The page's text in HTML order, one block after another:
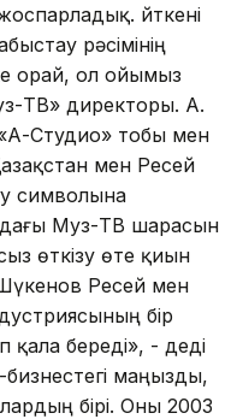
Өйткені
рәсімінің
орай, ол ойымыз
ТВ» директоры. А.
Студио» тобы мен
мен Ресей
символына
Муз-ТВ шарасын
өткізу өте қиын
Ресей мен
бір
қала береді», - деді
маңызды,
бірі. Оны 2003